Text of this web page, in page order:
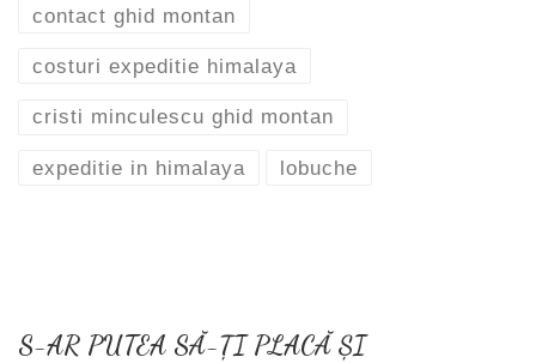
contact ghid montan
costuri expeditie himalaya
cristi minculescu ghid montan
expeditie in himalaya lobuche
S-AR PUTEA SĂ-ȚI PLACĂ ȘI